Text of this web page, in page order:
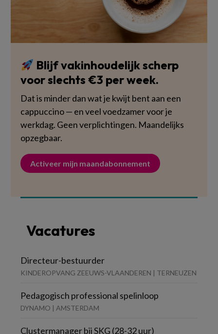
Blijf vakinhoudelijk scherp
voor slechts €3 per week.
Dat is minder dan wat je kwijt bent aan een
cappuccino — en veel voedzamer voor je
werkdag. Geen verplichtingen. Maandelijks
opzegbaar.
Activeer mijn maandabonnement
Vacatures
Directeur-bestuurder
KINDEROPVANG ZEEUWS-VLAANDEREN | TERNEUZEN
Pedagogisch professional spelinloop
DYNAMO | AMSTERDAM
Clustermanager bij SKG (28-32 uur)